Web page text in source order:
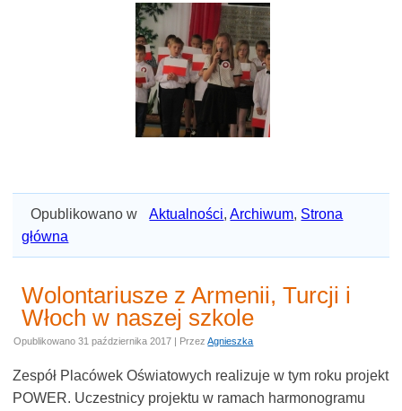
Opublikowano w Aktualności,Archiwum, Strona
główna
Wolontariusze z Armenii, Turcji i
Włoch w naszej szkole
Opublikowano 31 października 2017 | Przez Agnieszka
Zespół Placówek Oświatowych realizuje w tym roku projekt
POWER. Uczestnicy projektu w ramach harmonogramu